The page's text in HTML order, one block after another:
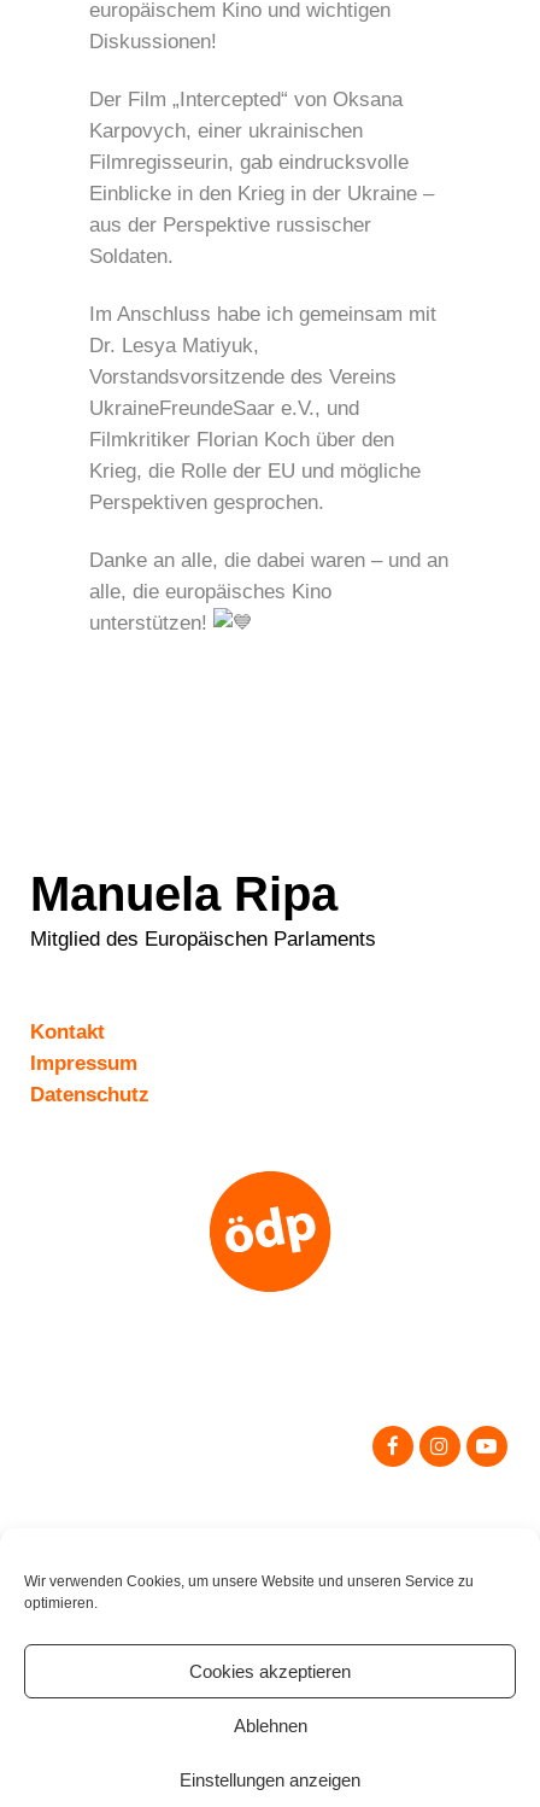
Wir verwenden Cookies, um unsere Website und unseren Service zu
optimieren.
Cookies akzeptieren
Ablehnen
Einstellungen anzeigen
europäischem Kino und wichtigen
Diskussionen!
Der Film „Intercepted“ von Oksana
Karpovych, einer ukrainischen
Filmregisseurin, gab eindrucksvolle
Einblicke in den Krieg in der Ukraine –
aus der Perspektive russischer
Soldaten.
Im Anschluss habe ich gemeinsam mit
Dr. Lesya Matiyuk,
Vorstandsvorsitzende des Vereins
UkraineFreundeSaar e.V., und
Filmkritiker Florian Koch über den
Krieg, die Rolle der EU und mögliche
Perspektiven gesprochen.
Danke an alle, die dabei waren – und an
alle, die europäisches Kino
unterstützen!
Manuela Ripa
Mitglied des Europäischen Parlaments
Kontakt
Impressum
Datenschutz